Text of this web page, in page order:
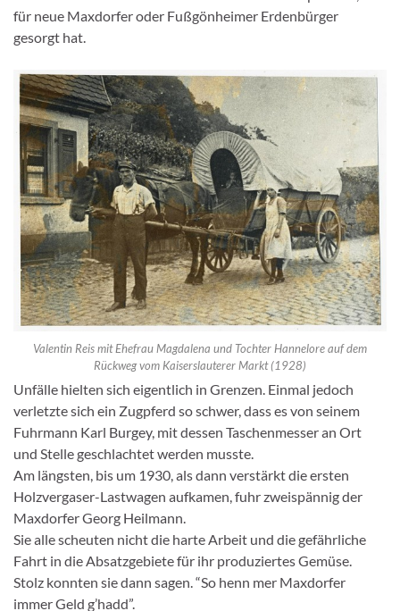
für neue Maxdorfer oder Fußgönheimer Erdenbürger
gesorgt hat.
Valentin Reis mit Ehefrau Magdalena und Tochter Hannelore auf dem
Rückweg vom Kaiserslauterer Markt (1928)
Unfälle hielten sich eigentlich in Grenzen. Einmal jedoch
verletzte sich ein Zugpferd so schwer, dass es von seinem
Fuhrmann Karl Burgey, mit dessen Taschenmesser an Ort
und Stelle geschlachtet werden musste.
Am längsten, bis um 1930, als dann verstärkt die ersten
Holzvergaser-Lastwagen aufkamen, fuhr zweispännig der
Maxdorfer Georg Heilmann.
Sie alle scheuten nicht die harte Arbeit und die gefährliche
Fahrt in die Absatzgebiete für ihr produziertes Gemüse.
Stolz konnten sie dann sagen. “So henn mer Maxdorfer
immer Geld g’hadd”.